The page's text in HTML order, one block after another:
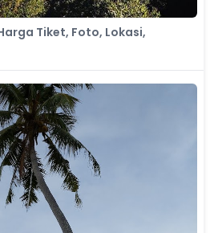
Tiket, Foto, Lokasi,